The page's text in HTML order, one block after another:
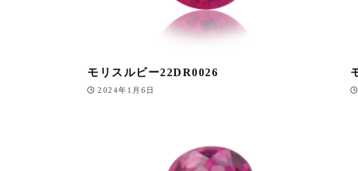
モリスルビー22DR0026
2024年1月6日